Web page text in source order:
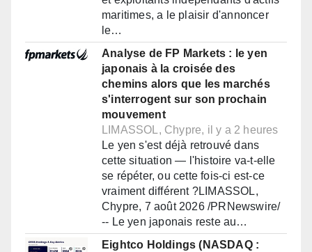
maritimes, a le plaisir d'annoncer
le…
Analyse de FP Markets : le yen
japonais à la croisée des
chemins alors que les marchés
s'interrogent sur son prochain
mouvement
LIMASSOL, Chypre, il y a 2 heures
Le yen s'est déjà retrouvé dans
cette situation — l'histoire va-t-elle
se répéter, ou cette fois-ci est-ce
vraiment différent ?LIMASSOL,
Chypre, 7 août 2026 /PRNewswire/
-- Le yen japonais reste au…
Eightco Holdings (NASDAQ :